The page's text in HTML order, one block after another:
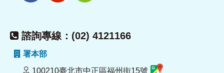
諮詢專線：(02) 4121166
署本部
100210臺北市中正區福州街15號